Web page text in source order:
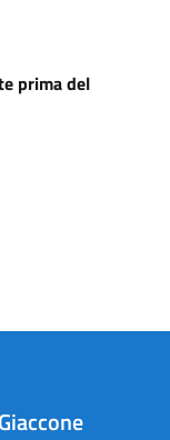
prima del